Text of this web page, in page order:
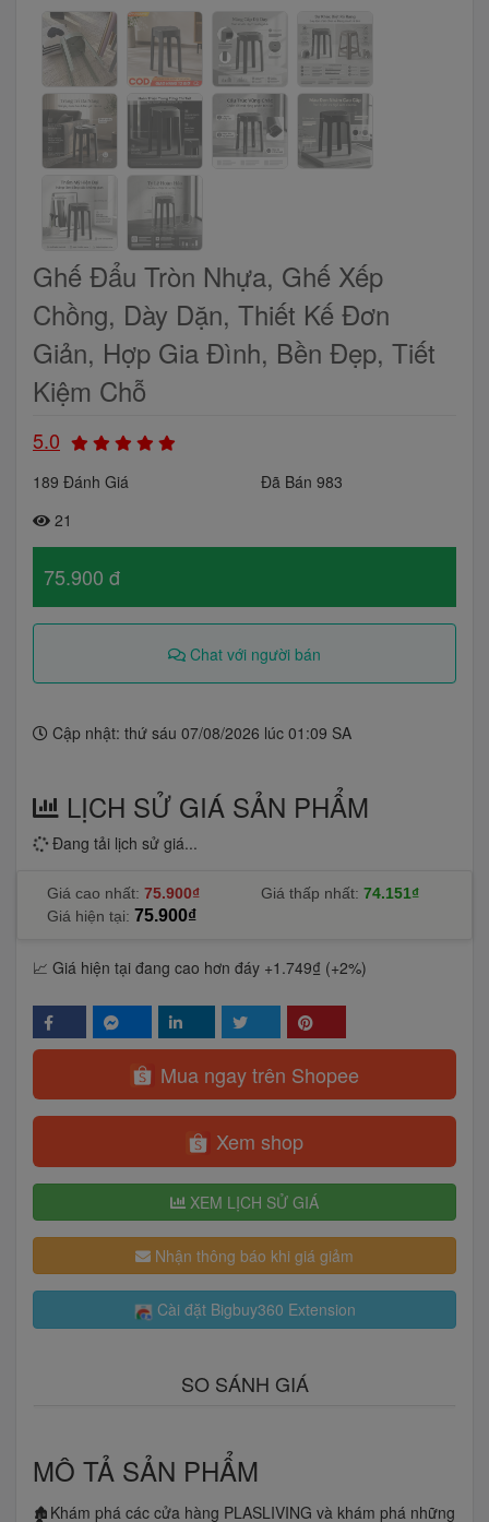
Ghế Đẩu Tròn Nhựa, Ghế Xếp
Chồng, Dày Dặn, Thiết Kế Đơn
Giản, Hợp Gia Đình, Bền Đẹp, Tiết
Kiệm Chỗ
5.0
189 Đánh Giá
Đã Bán 983
21
75.900 đ
Chat với người bán
Cập nhật: thứ sáu 07/08/2026 lúc 01:09 SA
LỊCH SỬ GIÁ SẢN PHẨM
Đang tải lịch sử giá...
Giá cao nhất: 75.900₫ Giá thấp nhất: 74.151₫
Giá hiện tại: 75.900₫
📈 Giá hiện tại đang cao hơn đáy +1.749₫ (+2%)
Mua ngay trên Shopee
Xem shop
XEM LỊCH SỬ GIÁ
Nhận thông báo khi giá giảm
Cài đặt Bigbuy360 Extension
SO SÁNH GIÁ
MÔ TẢ SẢN PHẨM
🏚️Khám phá các cửa hàng PLASLIVING và khám phá những